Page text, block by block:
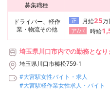
募集職種
ドライバー、軽作
業・物流その他
正 月給25万
ア/パ
時給
埼玉県川口市内での勤務となり
埼玉県川口市榛松759-1
#大宮駅女性バイト・求人
#大宮駅軽作業女性求人・バイト